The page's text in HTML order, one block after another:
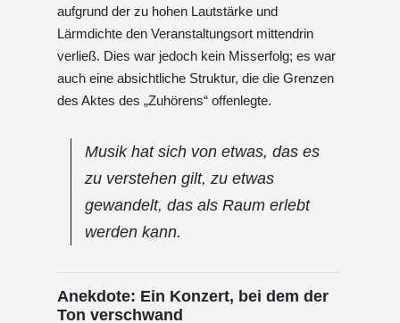
aufgrund der zu hohen Lautstärke und
Lärmdichte den Veranstaltungsort mittendrin
verließ. Dies war jedoch kein Misserfolg; es war
auch eine absichtliche Struktur, die die Grenzen
des Aktes des „Zuhörens“ offenlegte.
Musik hat sich von etwas, das es
zu verstehen gilt, zu etwas
gewandelt, das als Raum erlebt
werden kann.
Anekdote: Ein Konzert, bei dem der
Ton verschwand